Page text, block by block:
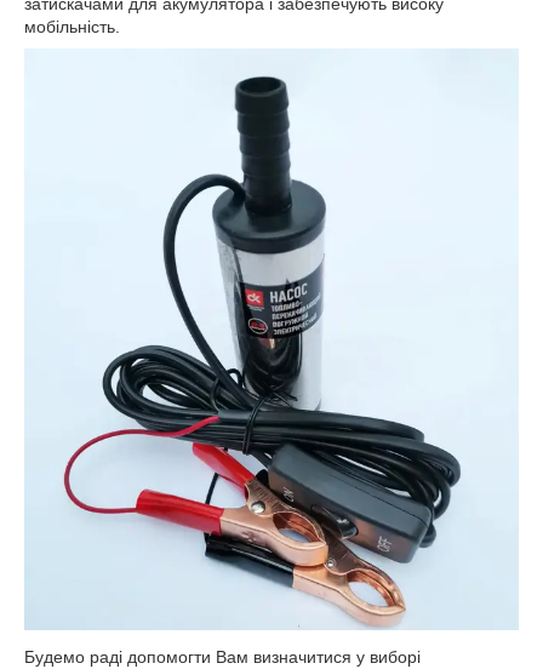
мобільність.
Будемо раді допомогти Вам визначитися у виборі